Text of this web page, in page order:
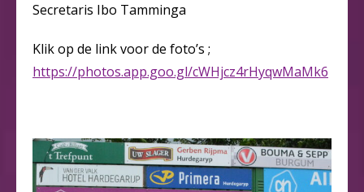
Secretaris Ibo Tamminga
Klik op de link voor de foto’s ;
https://photos.app.goo.gl/cWHjcz4rHyqwMaMk6